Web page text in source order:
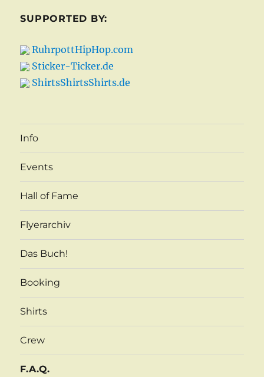
SUPPORTED BY:
RuhrpottHipHop.com
Sticker-Ticker.de
ShirtsShirtsShirts.de
Info
Events
Hall of Fame
Flyerarchiv
Das Buch!
Booking
Shirts
Crew
F.A.Q.